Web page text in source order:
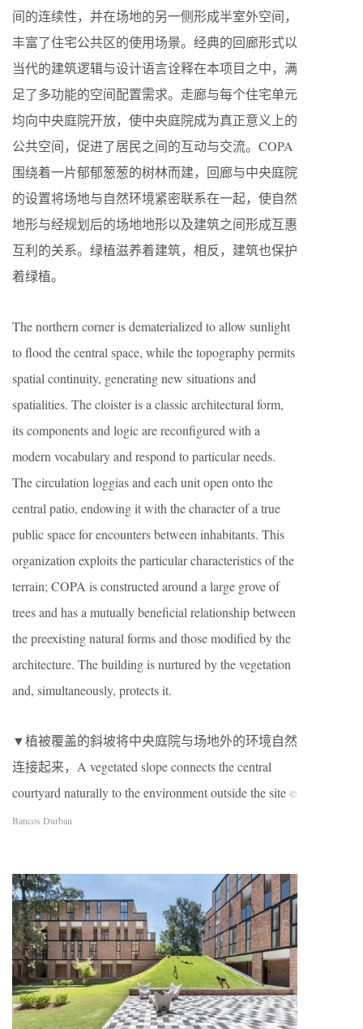
间的连续性，并在场地的另一侧形成半室外空间，
丰富了住宅公共区的使用场景。经典的回廊形式以
当代的建筑逻辑与设计语言诠释在本项目之中，满
足了多功能的空间配置需求。走廊与每个住宅单元
均向中央庭院开放，使中央庭院成为真正意义上的
公共空间，促进了居民之间的互动与交流。COPA
围绕着一片郁郁葱葱的树林而建，回廊与中央庭院
的设置将场地与自然环境紧密联系在一起，使自然
地形与经规划后的场地地形以及建筑之间形成互惠
互利的关系。绿植滋养着建筑，相反，建筑也保护
着绿植。
The northern corner is dematerialized to allow sunlight
to flood the central space, while the topography permits
spatial continuity, generating new situations and
spatialities. The cloister is a classic architectural form,
its components and logic are reconfigured with a
modern vocabulary and respond to particular needs.
The circulation loggias and each unit open onto the
central patio, endowing it with the character of a true
public space for encounters between inhabitants. This
organization exploits the particular characteristics of the
terrain; COPA is constructed around a large grove of
trees and has a mutually beneficial relationship between
the preexisting natural forms and those modified by the
architecture. The building is nurtured by the vegetation
and, simultaneously, protects it.
▼植被覆盖的斜坡将中央庭院与场地外的环境自然
连接起来，A vegetated slope connects the central
courtyard naturally to the environment outside the site ©
Bancos Durban